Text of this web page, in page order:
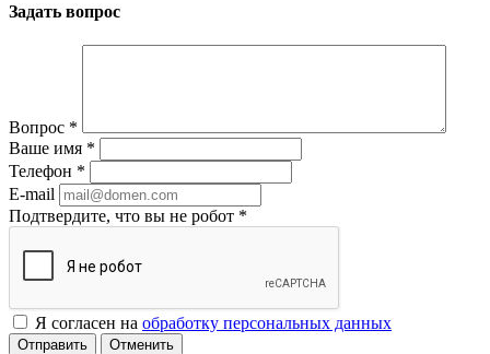
Задать вопрос
Вопрос *
Ваше имя *
Телефон *
E-mail
Подтвердите, что вы не робот *
Я согласен на обработку персональных данных
Отменить